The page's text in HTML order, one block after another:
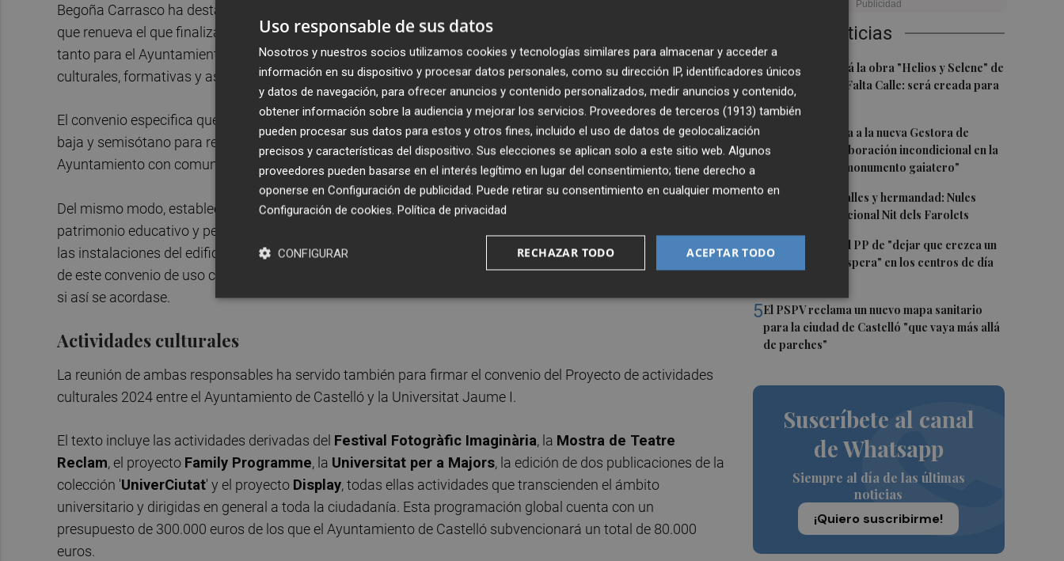
Últimas Noticias
1 Castelló acogerá la obra "Helios y Selene" de
la compañía Te Falta Calle: será creada para
el eclipse
2
Castelló traslada a la nueva Gestora de
Gaiates su "colaboración incondicional en la
promoción del monumento gaiatero"
3 Talleres, pasacalles y hermandad: Nules
celebra su tradicional Nit dels Farolets
4 El PSPV acusa al PP de "dejar que crezca un
31 % la lista de espera" en los centros de día
5El PSPV reclama un nuevo mapa sanitario
para la ciudad de Castelló "que vaya más allá
de parches"
Suscríbete al canal
de Whatsapp
Siempre al día de las últimas
noticias
¡Quiero suscribirme!
Begoña Carrasco ha destacado, en primer lugar, que "el acuerdo de uso conjunto, que viene del año 2010 y
que renueva el que finalizaba el pasado año, permite que el edificio Menador disponga de espacios propios,
tanto para el Ayuntamiento de Castellón como para la Universitat Jaume I, destinados a actividades
culturales, formativas y asociativas".
El convenio especifica que la Universitat tendrá preferencia para utilizar los espacios ubicados en la planta
baja y semisótano para realizar actividades, y la gestión de las reservas de los espacios la efectuará el
Ayuntamiento con comunicación previa a la Universitat.
Del mismo modo, establece el uso preferente para la UJI de una sala de actividades relativas a proyectos de
patrimonio educativo y pedagógico desarrollados por la Universitat, mientras que la utilización del resto de
las instalaciones del edificio se realizará con carácter preferente del Ayuntamiento de Castelló. La vigencia
de este convenio de uso conjunto finalizará el 31 de diciembre de 2027, pudiendo prorrogarse dos años más,
si así se acordase.
Actividades culturales
La reunión de ambas responsables ha servido también para firmar el convenio del Proyecto de actividades
culturales 2024 entre el Ayuntamiento de Castelló y la Universitat Jaume I.
El texto incluye las actividades derivadas del Festival Fotogràfic Imaginària, la Mostra de Teatre
Reclam, el proyecto Family Programme, la Universitat per a Majors, la edición de dos publicaciones de la
colección 'UniverCiutat' y el proyecto Display, todas ellas actividades que transcienden el ámbito
universitario y dirigidas en general a toda la ciudadanía. Esta programación global cuenta con un
presupuesto de 300.000 euros de los que el Ayuntamiento de Castelló subvencionará un total de 80.000
euros.
Uso responsable de sus datos
Nosotros y nuestros socios utilizamos cookies y tecnologías similares para almacenar y acceder a
información en su dispositivo y procesar datos personales, como su dirección IP, identificadores únicos
y datos de navegación, para ofrecer anuncios y contenido personalizados, medir anuncios y contenido,
obtener información sobre la audiencia y mejorar los servicios. Proveedores de terceros (1913) también
pueden procesar sus datos para estos y otros fines, incluido el uso de datos de geolocalización
precisos y características del dispositivo. Sus elecciones se aplican solo a este sitio web. Algunos
proveedores pueden basarse en el interés legítimo en lugar del consentimiento; tiene derecho a
oponerse en Configuración de publicidad. Puede retirar su consentimiento en cualquier momento en
Configuración de cookies. Política de privacidad
ACEPTAR TODO
RECHAZAR TODO
CONFIGURAR